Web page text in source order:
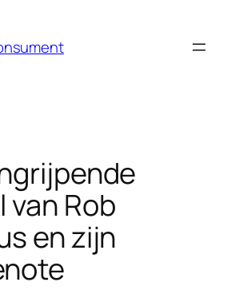
van Rob
en zijn